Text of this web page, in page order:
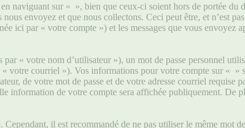
naviguant sur « », bien que ceux-ci soient hors de portée du
envoyez et que nous collectons. Ceci peut être, et n’est
ici par « votre compte ») et les messages que vous envoyez
« votre nom d’utilisateur »), un mot de passe personnel
votre courriel »). Vos informations pour votre compte sur « »
de votre mot de passe et de votre adresse courriel
information de votre compte sera affichée publiquement. De
il est recommandé de ne pas utiliser le même mot